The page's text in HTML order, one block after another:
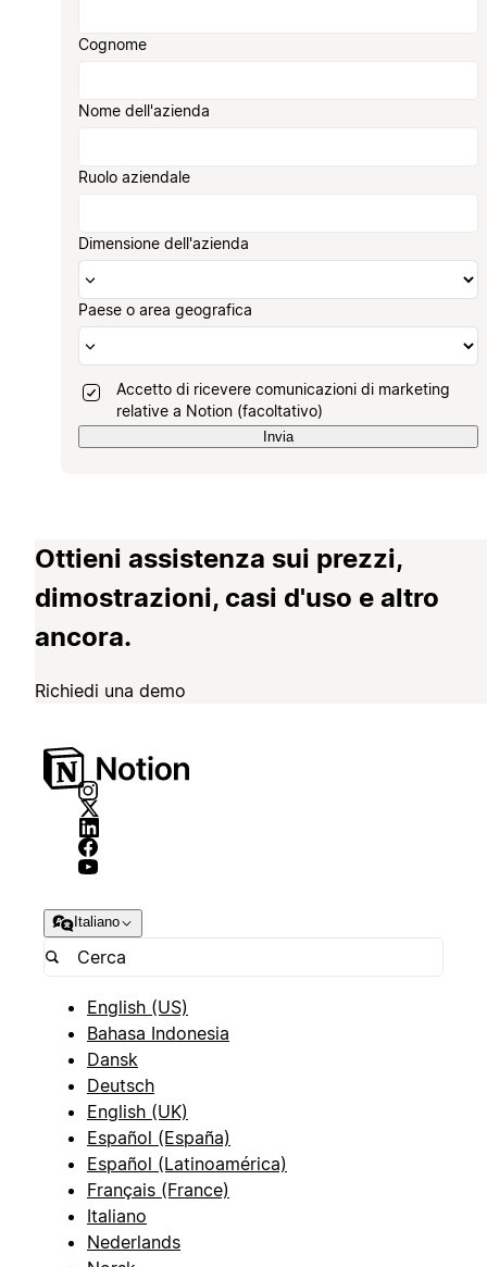
Cognome
Nome dell'azienda
Ruolo aziendale
Dimensione dell'azienda
Paese o area geografica
Accetto di ricevere comunicazioni di marketing
relative a Notion (facoltativo)
Invia
Ottieni assistenza sui prezzi,
dimostrazioni, casi d'uso e altro
ancora.
Richiedi una demo
Italiano
English (US)
Bahasa Indonesia
Dansk
Deutsch
English (UK)
Español (España)
Español (Latinoamérica)
Français (France)
Italiano
Nederlands